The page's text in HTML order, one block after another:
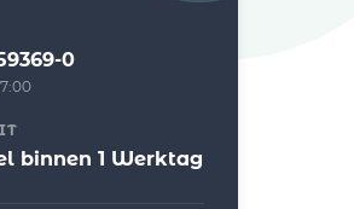
0
binnen 1 Werktag